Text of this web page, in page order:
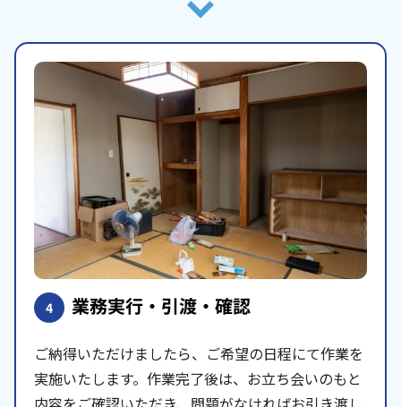
4 業務実行・引渡・確認
ご納得いただけましたら、ご希望の日程にて作業を
実施いたします。作業完了後は、お立ち会いのもと